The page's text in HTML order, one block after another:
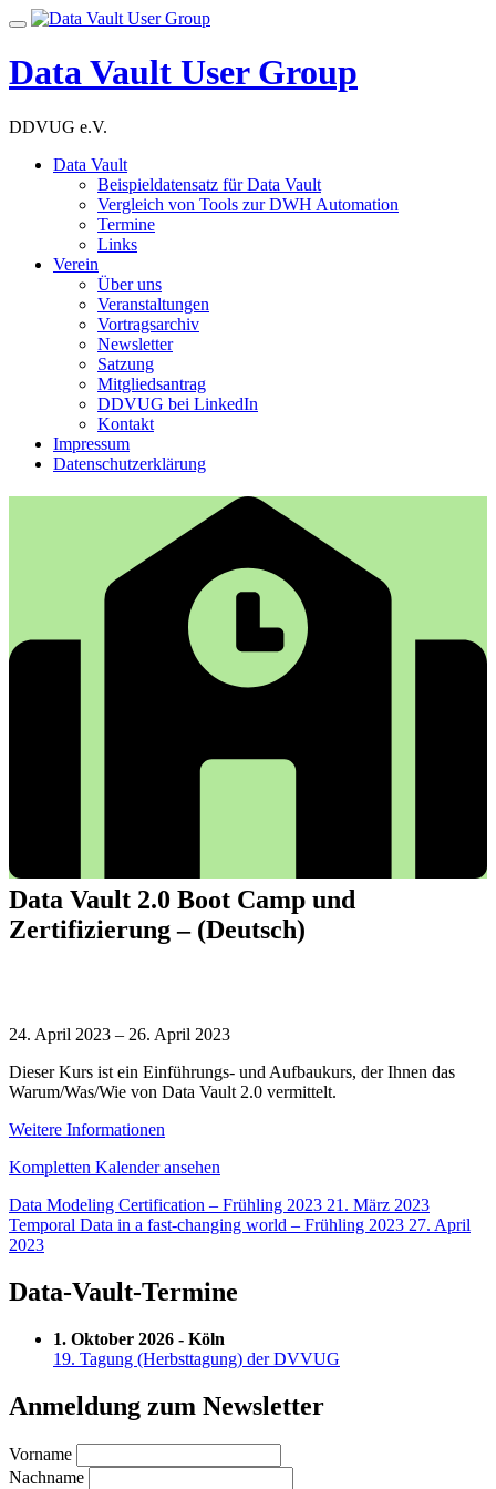
Skip
content
Toggle
Data Vault User Group
DDVUG e.V.
Data Vault
Beispieldatensatz für Data Vault
Vergleich von Tools zur DWH Automation
Termine
Links
Verein
Über uns
Veranstaltungen
Vortragsarchiv
Newsletter
Satzung
Mitgliedsantrag
DDVUG bei LinkedIn
Kontakt
Impressum
Datenschutzerklärung
Data Vault 2.0 Boot Camp und
Zertifizierung – (Deutsch)
Vault
Boot
Camp
Zertifizierung
(Deutsch)
24. April 2023 – 26. April 2023
Dieser Kurs ist ein Einführungs- und Aufbaukurs, der Ihnen das
Warum/Was/Wie von Data Vault 2.0 vermittelt.
Weitere Informationen
Kompletten Kalender ansehen
Beitragsnavigation
Data Modeling Certification – Frühling 2023 21. März 2023
Temporal Data in a fast-changing world – Frühling 2023 27. April
2023
Data-Vault-Termine
1. Oktober 2026 - Köln
19. Tagung (Herbsttagung) der DVVUG
Anmeldung zum Newsletter
Vorname
Nachname